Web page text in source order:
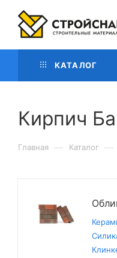
КАТАЛОГ
Кирпич
Главная — Каталог —